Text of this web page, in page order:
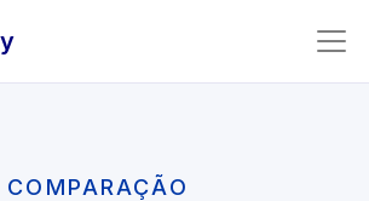
COMPARAÇÃO